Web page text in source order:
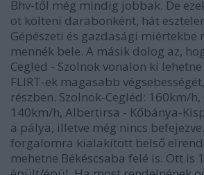
Bhv-től még mindig jobbak. De
ot költeni darabonként, hát
Gépészeti és gazdasági miértekbe
mennék bele. A másik dolog az,
Cegléd - Szolnok vonalon ki
FLIRT-ek magasabb
részben. Szolnok-Cegléd: 160km/
140km/h, Albertirsa - Kőbánya-
a pálya, illetve még nincs
forgalomra kialakított belső
mehetne Békéscsaba felé is. Ott is